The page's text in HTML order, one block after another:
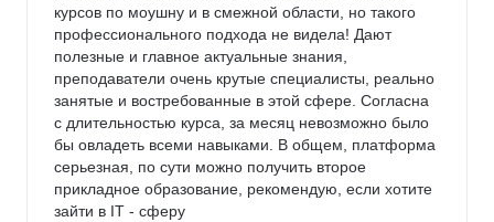
курсов по моушну и в смежной области, но такого
профессионального подхода не видела! Дают
полезные и главное актуальные знания,
преподаватели очень крутые специалисты, реально
занятые и востребованные в этой сфере. Согласна
с длительностью курса, за месяц невозможно было
бы овладеть всеми навыками. В общем, платформа
серьезная, по сути можно получить второе
прикладное образование, рекомендую, если хотите
зайти в IT - сферу